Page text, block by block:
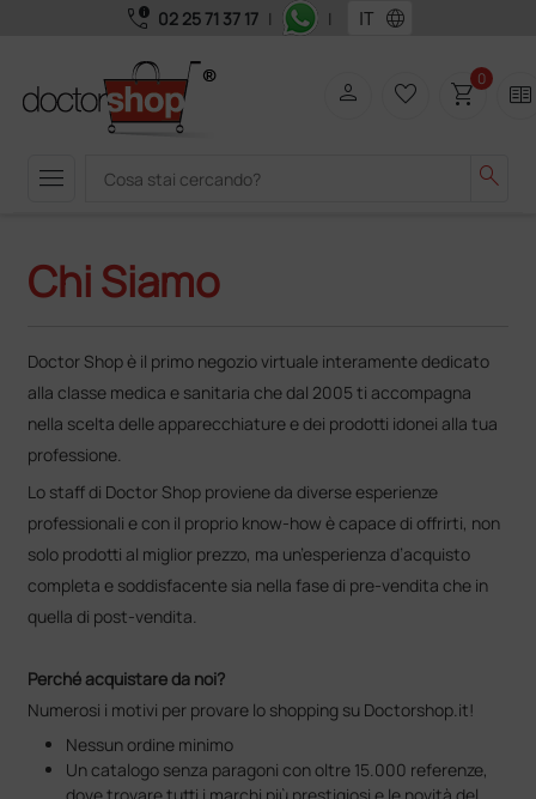
call_quality 02 25 71 37 17 | | language
menu search
person favorite_border shopping_cart0 two_pager
Chi Siamo
Doctor Shop è il primo negozio virtuale interamente dedicato
alla classe medica e sanitaria che dal 2005 ti accompagna
nella scelta delle apparecchiature e dei prodotti idonei alla tua
professione.
Lo staff di Doctor Shop proviene da diverse esperienze
professionali e con il proprio know-how è capace di offrirti, non
solo prodotti al miglior prezzo, ma un’esperienza d’acquisto
completa e soddisfacente sia nella fase di pre-vendita che in
quella di post-vendita.
Perché acquistare da noi?
Numerosi i motivi per provare lo shopping su Doctorshop.it!
Nessun ordine minimo
Un catalogo senza paragoni con oltre 15.000 referenze,